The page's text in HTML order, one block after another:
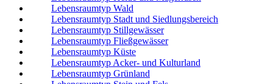
Lebensraumtyp Wald
Lebensraumtyp Stadt und Siedlungsbereich
Lebensraumtyp Stillgewässer
Lebensraumtyp Fließgewässer
Lebensraumtyp Küste
Lebensraumtyp Acker- und Kulturland
Lebensraumtyp Grünland